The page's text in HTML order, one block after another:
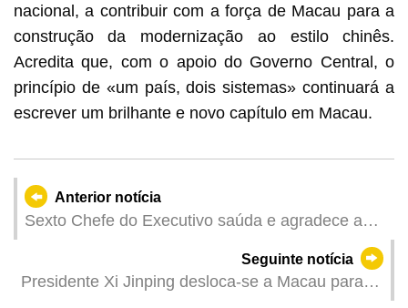
nacional, a contribuir com a força de Macau para a
construção da modernização ao estilo chinês.
Acredita que, com o apoio do Governo Central, o
princípio de «um país, dois sistemas» continuará a
escrever um brilhante e novo capítulo em Macau.
Anterior notícia
Sexto Chefe do Executivo saúda e agradece a
celebração do 25º aniversário do retorno de
Macau à Pátria e a cerimónia de tomada de
Seguinte notícia
Presidente Xi Jinping desloca-se a Macau para a